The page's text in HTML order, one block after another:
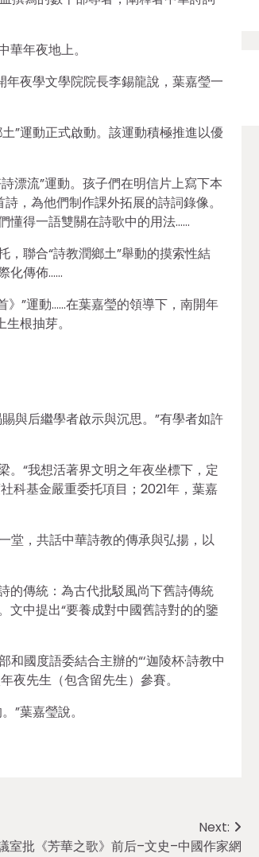
年夜地上。
夜學文學院院長李錫龍說，葉嘉瑩一
”運動正式啟動。該運動積極推進以優
漂流”運動。孩子們在明信片上寫下本
，為他們制作課外拓展的詩詞錄像。
懂得一語雙關在詩歌中的用法……
，聯合“詩教潤鄉土”舉動的摸索性結
化傳佈……
”運動……在葉嘉瑩的領導下，南開年
根抽芽。
與后繼學者啟示與沉思。”有學者如許
。“我想活著界文明之年夜坐標下，定
科基金嚴重委托項目；2021年，葉嘉
堂，共話中華詩教的傳承與弘揚，以
的傳統：為古代批駁風尚下舊詩傳統
文中提出“要養成對中國舊詩對的的鑒
國度語委結合主辦的“‘迦陵杯·詩教中
夜先生（包含留先生）參賽。
”葉嘉瑩說。
Next:
室批《芳華之歌》前后–文史–中國作家網